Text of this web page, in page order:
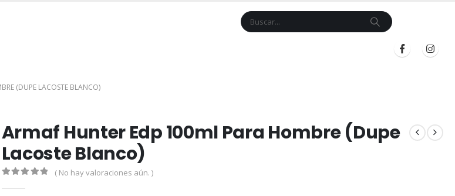
(DUPE LACOSTE BLANCO)
Armaf Hunter Edp 100ml Para Hombre (Dupe
Lacoste Blanco)
( No hay valoraciones aún. )